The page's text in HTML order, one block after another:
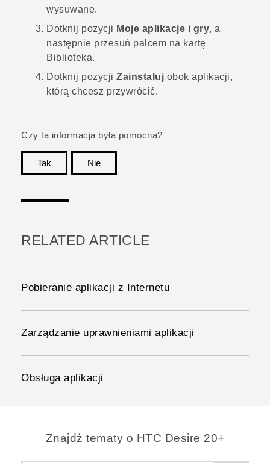
wysuwane.
Dotknij pozycji Moje aplikacje i gry, a
następnie przesuń palcem na kartę
Biblioteka.
Dotknij pozycji Zainstaluj obok aplikacji,
którą chcesz przywrócić.
Czy ta informacja była pomocna?
Tak
Nie
RELATED ARTICLE
Pobieranie aplikacji z Internetu
Zarządzanie uprawnieniami aplikacji
Obsługa aplikacji
Znajdż tematy o HTC Desire 20+